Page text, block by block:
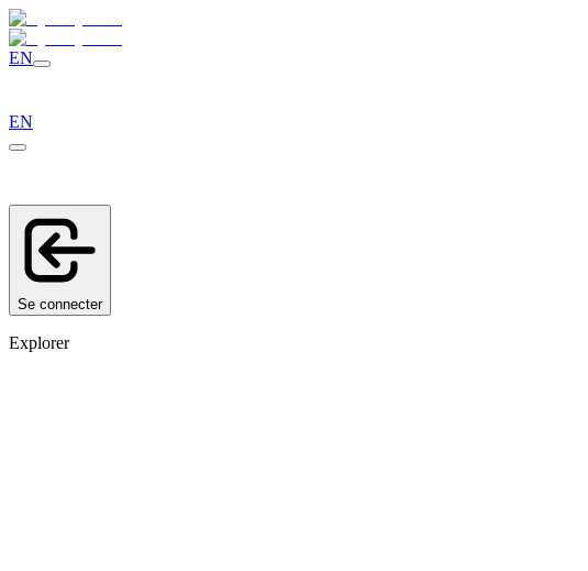
EN
EN
Se connecter
Explorer